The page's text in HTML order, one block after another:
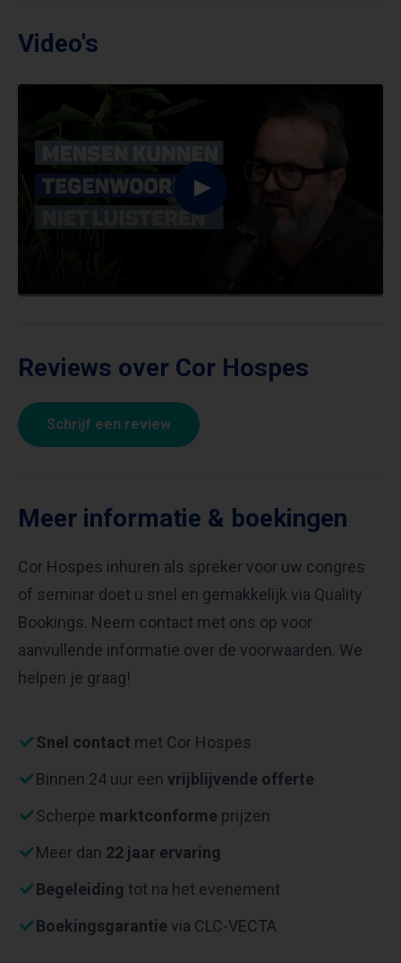
Video's
Reviews over Cor Hospes
Schrijf een review
Meer informatie & boekingen
Cor Hospes inhuren als spreker voor uw congres
of seminar doet u snel en gemakkelijk via Quality
Bookings. Neem contact met ons op voor
aanvullende informatie over de voorwaarden. We
helpen je graag!
Snel contact met Cor Hospes
Binnen 24 uur een vrijblijvende offerte
Scherpe marktconforme prijzen
Meer dan 22 jaar ervaring
Begeleiding tot na het evenement
Boekingsgarantie via CLC-VECTA